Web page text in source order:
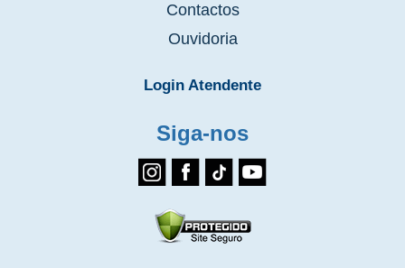
Contactos
Ouvidoria
Login Atendente
Siga-nos